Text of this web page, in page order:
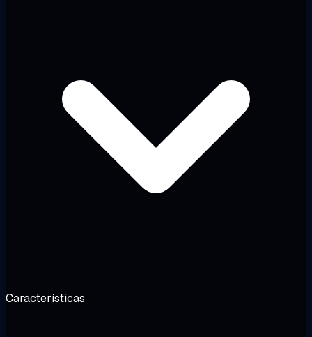
Características